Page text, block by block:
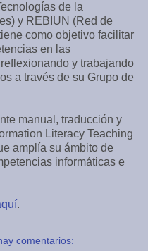
de la
y REBIUN (Red de
como objetivo facilitar
en las
y trabajando
a través de su Grupo de
manual, traducción y
Literacy Teaching
amplía su ámbito de
informáticas e
.
comentarios: